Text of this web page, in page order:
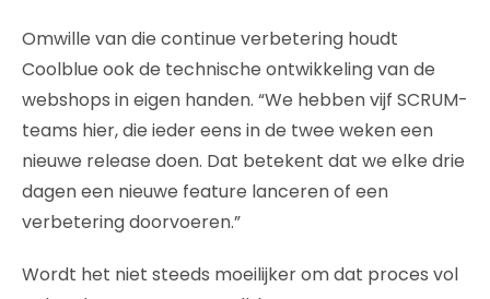
Omwille van die continue verbetering houdt
Coolblue ook de technische ontwikkeling van de
webshops in eigen handen. “We hebben vijf SCRUM-
teams hier, die ieder eens in de twee weken een
nieuwe release doen. Dat betekent dat we elke drie
dagen een nieuwe feature lanceren of een
verbetering doorvoeren.”
Wordt het niet steeds moeilijker om dat proces vol